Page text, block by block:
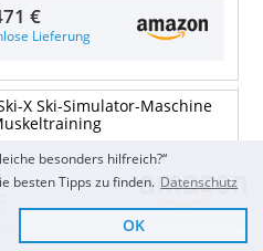
Sofort Lieferbar
€
Lieferung
Ski-X Ski-Simulator-Maschine
€
Lieferung
besonders hilfreich?“
besten Tipps zu finden. Datenschutz
OK